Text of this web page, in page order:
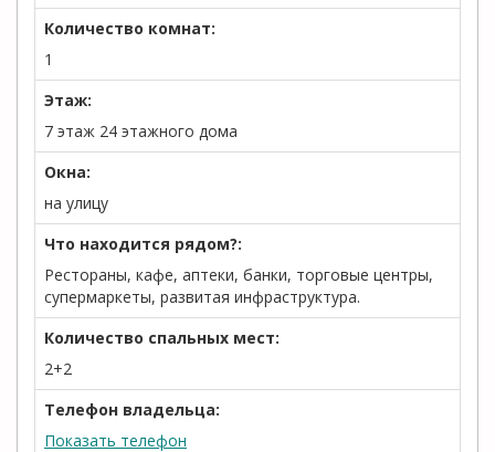
Количество комнат:
1
Этаж:
7 этаж 24 этажного дома
Окна:
на улицу
Что находится рядом?:
Рестораны, кафе, аптеки, банки, торговые центры,
супермаркеты, развитая инфраструктура.
Количество спальных мест:
2+2
Телефон владельца:
Показать телефон